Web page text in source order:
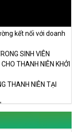
kết nối với doanh
SINH VIÊN
THANH NIÊN KHỞI
THANH NIÊN TẠI